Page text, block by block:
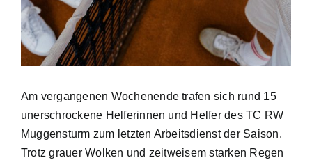
Am vergangenen Wochenende trafen sich rund 15
unerschrockene Helferinnen und Helfer des TC RW
Muggensturm zum letzten Arbeitsdienst der Saison.
Trotz grauer Wolken und zeitweisem starken Regen